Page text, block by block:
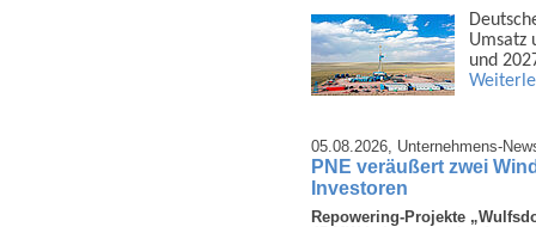
Umsatz
und
05.08.2026, Unternehmens-
PNE veräußert zwei
Investoren
Repowering-Projekte